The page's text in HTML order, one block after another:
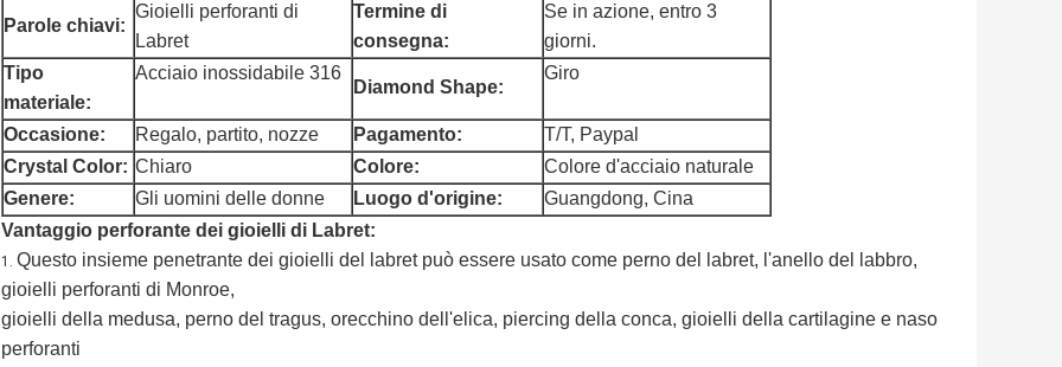
Parole chiavi:
Gioielli perforanti di
Labret
Termine di
consegna:
Se in azione, entro 3
giorni.
Tipo
materiale:
Acciaio inossidabile 316
Diamond Shape:
Giro
Occasione: Regalo, partito, nozze Pagamento:
T/T, Paypal
Crystal Color: Chiaro Colore:
Colore d'acciaio naturale
Genere:
Gli uomini delle donne Luogo d'origine:
Guangdong, Cina
Vantaggio perforante dei gioielli di Labret:
1. Questo insieme penetrante dei gioielli del labret può essere usato come perno del labret, l'anello del labbro,
gioielli perforanti di Monroe,
gioielli della medusa, perno del tragus, orecchino dell'elica, piercing della conca, gioielli della cartilagine e naso
perforanti